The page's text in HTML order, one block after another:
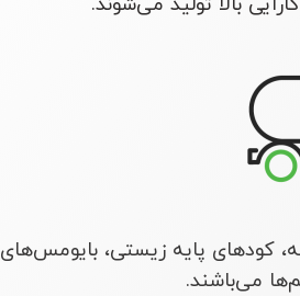
کودهای پایه زیستی، بایومس‌های
می‌باشند.